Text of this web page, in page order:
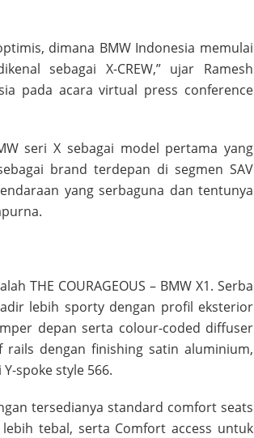
dimana BMW Indonesia memulai
sebagai X-CREW,” ujar Ramesh
pada acara virtual press conference
seri X sebagai model pertama yang
brand terdepan di segmen SAV
yang serbaguna dan tentunya
THE COURAGEOUS – BMW X1. Serba
lebih sporty dengan profil eksterior
depan serta colour-coded diffuser
dengan finishing satin aluminium,
spoke style 566.
tersedianya standard comfort seats
tebal, serta Comfort access untuk